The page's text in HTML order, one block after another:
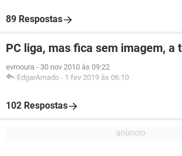
89 Respostas
PC liga, mas fica sem imagem, a
evmoura - 30 nov 2010 às 09:22
EdgarAmado - 1 fev 2019 às 06:10
102 Respostas